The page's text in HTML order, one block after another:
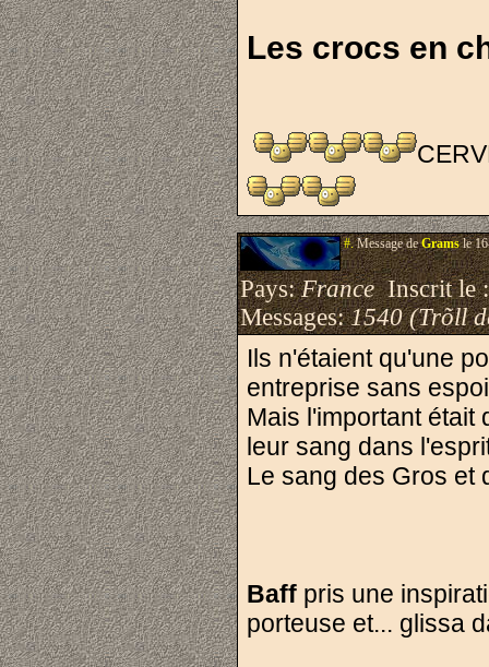
Les crocs en
#.Message deGramsle
Pays:FranceInscrit le
Messages:1540 (Trõll
Ils n'étaient qu'une
entreprise sans
Mais l'important était
leur sang dans
Le sang des Gros et
Baff pris une
porteuse et... glissa